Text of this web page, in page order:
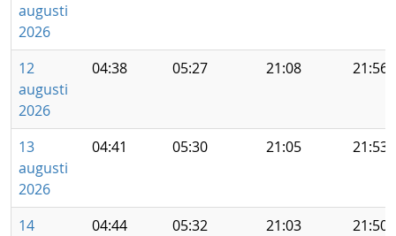
augusti
2026
12
augusti
2026
04:38 05:27 21:08 21:56
13
augusti
2026
04:41 05:30 21:05 21:53
14
04:44 05:32 21:03 21:50